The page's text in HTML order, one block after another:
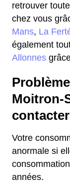
retrouver
chez vous
Mans, La
également
Allonnes
Moitron-
Votre
anormale si
années.